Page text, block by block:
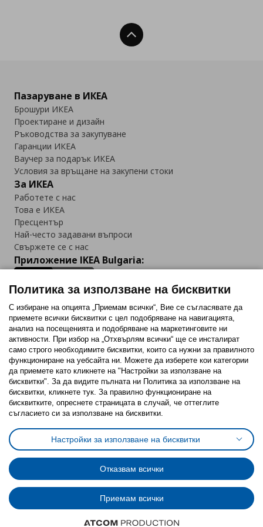
Нагоре
Пазаруване в ИКЕА
Брошури ИКЕА
Проектиране и дизайн
Ръководства за закупуване
Гаранции ИКЕА
Ваучер за подарък ИКЕА
Условия за връщане на закупени стоки
За ИКЕА
Работете с нас
Това е ИКЕА
Пресцентър
Най-често задавани въпроси
Свържете се с нас
Приложение IKEA Bulgaria:
Последвайте ни:
FacebookTwitterYoutubePinterestInstagram
Политика за използване на бисквитки (Cookies)
Избор на настройки за използване на бисквитки
Условия за ползване на ikea.bgОбща политика за личните данни
Политика за защита на личните данни на ikea.bg
Общи условия на програма IKEA Family
Политика за защита на лични данни на програма IKEA Family
© Inter-IKEA Systems B.V. 1999 - 2025
Политика за използване на бисквитки
С избиране на опцията „Приемам всички“, Вие се съгласявате да
приемете всички бисквитки с цел подобряване на навигацията,
анализ на посещенията и подобряване на маркетинговите ни
активности. При избор на „Отхвърлям всички“ ще се инсталират
само строго необходимитe бисквитки, които са нужни за правилното
функциониране на уебсайта ни. Можете да изберете кои категории
да приемете като кликнете на "Настройки за използване на
бисквитки". За да видите пълната ни Политика за използване на
бисквитки, кликнете тук. За правилно функциониране на
бисквитките, опреснете страницата в случай, че оттеглите
съгласието си за използване на бисквитки.
Настройки за използване на бисквитки
Отказвам всички
Приемам всички